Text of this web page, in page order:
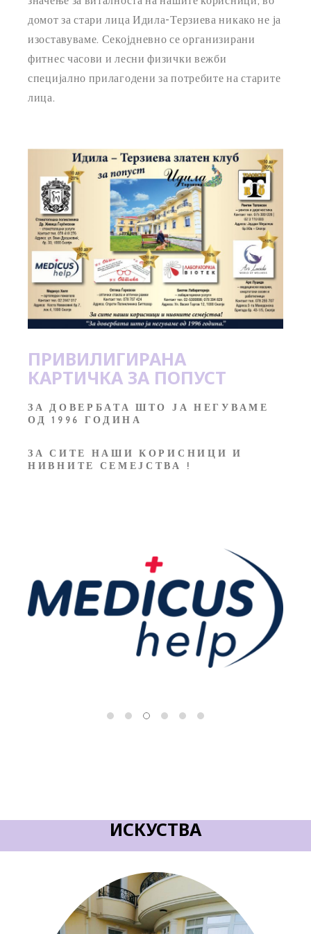
домот за стари лица Идила-Терзиева никако не ја
изоставуваме. Секојдневно се организирани
фитнес часови и лесни физички вежби
специјално прилагодени за потребите на старите
лица.
ПРИВИЛИГИРАНА
КАРТИЧКА ЗА ПОПУСТ
ЗА ДОВЕРБАТА ШТО ЈА НЕГУВАМЕ
ОД 1996 ГОДИНА
ЗА СИТЕ НАШИ КОРИСНИЦИ И
НИВНИТЕ СЕМЕЈСТВА !
ИСКУСТВА